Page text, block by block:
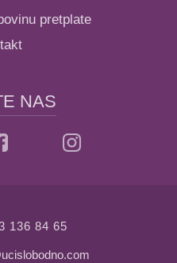
pretplate
NAS
136 84 65